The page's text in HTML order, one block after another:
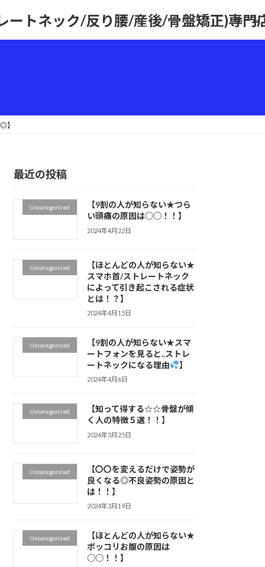
トネック/反り腰/産後/骨盤矯正)専ホーム
】
最近の投稿
Uncategorized
【9割の人が知らない★つら
い頭痛の原因は○○！！】
2024年4月22日
Uncategorized
【ほとんどの人が知らない★
スマホ首/ストレートネック
によって引き起こされる症状
とは！？】
2024年4月15日
Uncategorized
【9割の人が知らない★スマ
ートフォンを見ると..ストレ
ートネックになる理由
】
2024年4月6日
Uncategorized
【知って得する☆☆骨盤が傾
く人の特徴５選！！】
2024年3月25日
Uncategorized
【〇〇を変えるだけで姿勢が
良くなる◎不良姿勢の原因と
は！！】
2024年3月19日
Uncategorized
【ほとんどの人が知らない★
ポッコリお腹の原因は
○○！！】